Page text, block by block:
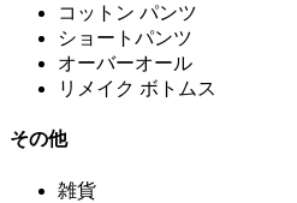
コットン パンツ
ショートパンツ
オーバーオール
リメイク ボトムス
その他
雑貨